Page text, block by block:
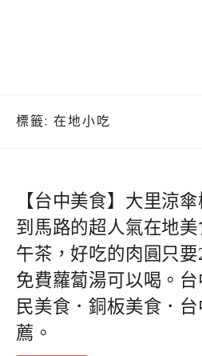
標籤: 在地小吃
【台中美食】大里涼
到馬路的超人氣在地
午茶，好吃的肉圓只
免費蘿蔔湯可以喝。
民美食．銅板美食．
薦。